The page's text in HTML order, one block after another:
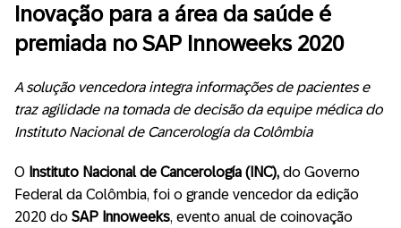
Inovação para a área da saúde é
premiada no SAP Innoweeks 2020
A solução vencedora integra informações de pacientes e
traz agilidade na tomada de decisão da equipe médica do
Instituto Nacional de Cancerología da Colômbia
O Instituto Nacional de Cancerología (INC), do Governo
Federal da Colômbia, foi o grande vencedor da edição
2020 do SAP Innoweeks, evento anual de coinovação